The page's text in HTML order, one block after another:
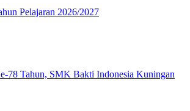
Pelajaran 2026/2027
78 Tahun, SMK Bakti Indonesia Kuningan